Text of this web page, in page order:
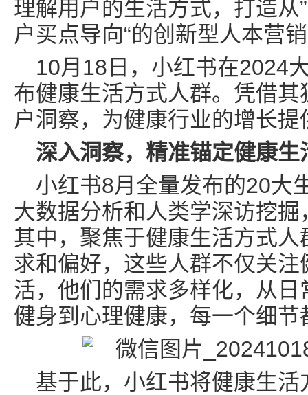
理解用户的生活方式，打造从
户买点导向“的创新型人本营
10月18日，小红书在2024
布健康生活方式人群。凭借
户洞察，为健康行业的增长
深入洞察，精准锚定健康生
小红书8月全量发布的20大
大数据分析和人类学深访挖
其中，聚焦于健康生活方式
求和偏好，这些人群不仅关
活，他们的需求多样化，从
健身到心理健康，每一个细
基于此，小红书将健康生